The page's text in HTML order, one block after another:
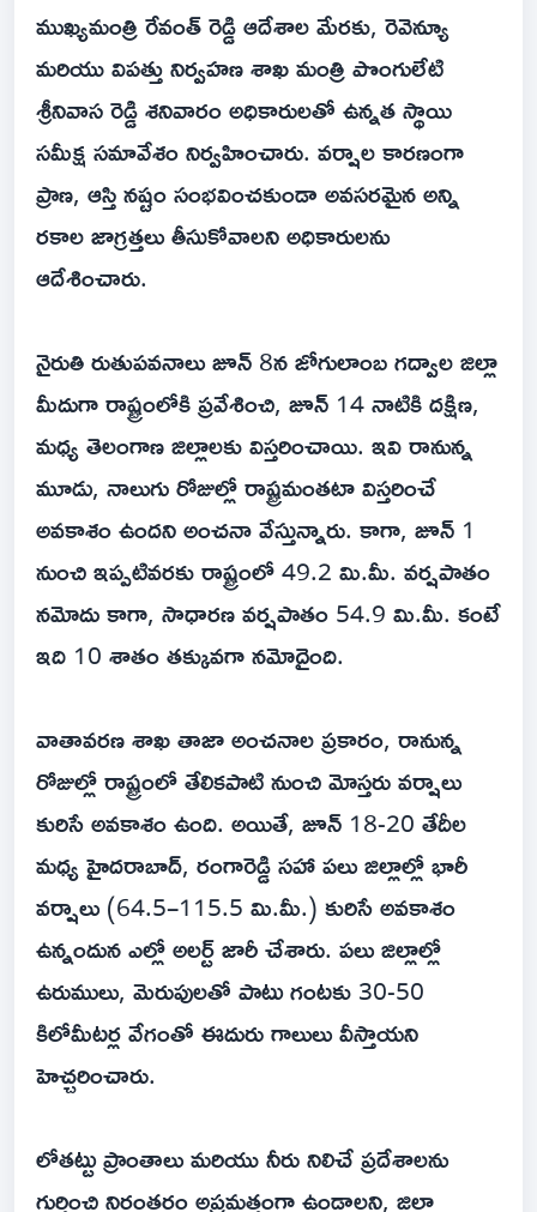
ముఖ్యమంత్రి రేవంత్ రెడ్డి ఆదేశాల మేరకు, రెవెన్యూ
మరియు విపత్తు నిర్వహణ శాఖ మంత్రి పొంగులేటి
శ్రీనివాస రెడ్డి శనివారం అధికారులతో ఉన్నత స్థాయి
సమీక్ష సమావేశం నిర్వహించారు. వర్షాల కారణంగా
ప్రాణ, ఆస్తి నష్టం సంభవించకుండా అవసరమైన అన్ని
రకాల జాగ్రత్తలు తీసుకోవాలని అధికారులను
ఆదేశించారు.
నైరుతి రుతుపవనాలు జూన్ 8న జోగులాంబ గద్వాల జిల్లా
మీదుగా రాష్ట్రంలోకి ప్రవేశించి, జూన్ 14 నాటికి దక్షిణ,
మధ్య తెలంగాణ జిల్లాలకు విస్తరించాయి. ఇవి రానున్న
మూడు, నాలుగు రోజుల్లో రాష్ట్రమంతటా విస్తరించే
అవకాశం ఉందని అంచనా వేస్తున్నారు. కాగా, జూన్ 1
నుంచి ఇప్పటివరకు రాష్ట్రంలో 49.2 మి.మీ. వర్షపాతం
నమోదు కాగా, సాధారణ వర్షపాతం 54.9 మి.మీ. కంటే
ఇది 10 శాతం తక్కువగా నమోదైంది.
వాతావరణ శాఖ తాజా అంచనాల ప్రకారం, రానున్న
రోజుల్లో రాష్ట్రంలో తేలికపాటి నుంచి మోస్తరు వర్షాలు
కురిసే అవకాశం ఉంది. అయితే, జూన్ 18-20 తేదీల
మధ్య హైదరాబాద్, రంగారెడ్డి సహా పలు జిల్లాల్లో భారీ
వర్షాలు (64.5–115.5 మి.మీ.) కురిసే అవకాశం
ఉన్నందున ఎల్లో అలర్ట్ జారీ చేశారు. పలు జిల్లాల్లో
ఉరుములు, మెరుపులతో పాటు గంటకు 30-50
కిలోమీటర్ల వేగంతో ఈదురు గాలులు వీస్తాయని
హెచ్చరించారు.
లోతట్టు ప్రాంతాలు మరియు నీరు నిలిచే ప్రదేశాలను
గుర్తించి నిరంతరం అప్రమత్తంగా ఉండాలని, జిల్లా